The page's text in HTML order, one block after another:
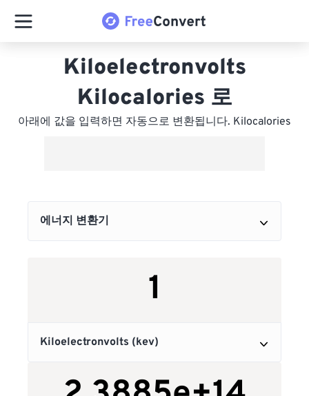
Kiloelectronvolts
Kilocalories 로
아래에 값을 입력하면 자동으로 변환됩니다. Kilocalories